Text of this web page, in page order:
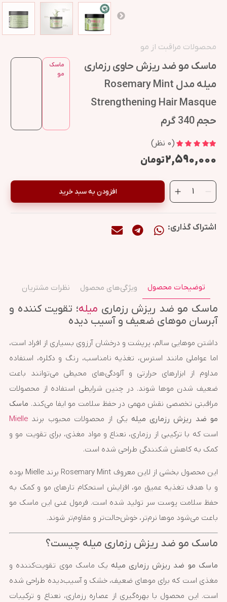
محصولات مراقبت از مو
ماسک مو ضد ریزش حاوی رزماری
میله مدل Rosemary Mint
Strengthening Hair Masque
حجم 340 گرم
ماسک
مو
(
0 نظر)
۲,۵۹۰,۰۰۰تومان
افزودن به سبد خرید
اشتراک گذاری:
توضیحات محصول ویژگی‌های محصول نظرات مشتریان
ماسک مو ضد ریزش رزماری میله؛ تقویت کننده و
آبرسان موهای ضعیف و آسیب دیده
داشتن موهایی سالم، پرپشت و درخشان آرزوی بسیاری از افراد است،
اما عواملی مانند استرس، تغذیه نامناسب، رنگ و دکلره، استفاده
مداوم از ابزارهای حرارتی و آلودگی‌های محیطی می‌توانند باعث
ضعیف شدن موها شوند. در چنین شرایطی استفاده از محصولات
مراقبتی تخصصی نقش مهمی در حفظ سلامت مو ایفا می‌کند. ماسک
مو ضد ریزش رزماری میله یکی از محصولات محبوب برند Mielle
است که با ترکیبی از رزماری، نعناع و مواد مغذی، برای تقویت مو و
کمک به کاهش شکنندگی طراحی شده است.
این محصول بخشی از لاین معروف Rosemary Mint برند Mielle بوده
و با هدف تغذیه عمیق مو، افزایش استحکام تارهای مو و کمک به
حفظ سلامت پوست سر تولید شده است. فرمول غنی این ماسک مو
باعث می‌شود موها نرم‌تر، خوش‌حالت‌تر و مقاوم‌تر شوند.
ماسک مو ضد ریزش رزماری میله چیست؟
ماسک مو ضد ریزش رزماری میله یک ماسک موی تقویت‌کننده و
مغذی است که برای موهای ضعیف، خشک و آسیب‌دیده طراحی شده
است. این محصول با بهره‌گیری از عصاره رزماری، نعناع و ترکیبات